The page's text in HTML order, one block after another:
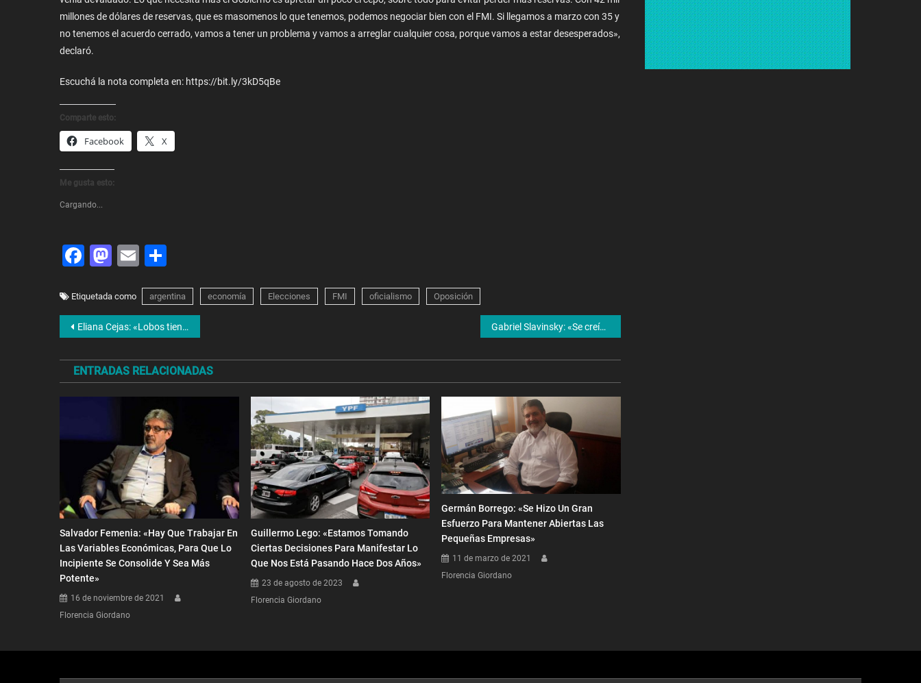
millones de dólares de reservas, que es masomenos lo que tenemos, podemos negociar bien con el FMI. Si llegamos a marzo con 35 y
no tenemos el acuerdo cerrado, vamos a tener un problema y vamos a arreglar cualquier cosa, porque vamos a estar desesperados»,
declaró.
Escuchá la nota completa en: https://bit.ly/3kD5qBe
Comparte esto:
Facebook X
Me gusta esto:
Cargando...
Facebook
Mastodon
Email
Etiquetada como argentina economía Elecciones FMI oficialismo Oposición
Navegación
de
entradas
Eliana Cejas: «Lobos tiene una cartelera artística similar a la de Calle Corrientes y a precios accesibles» Gabriel Slavinsky: «Se creía que el Frente de Todos iba a morir pero todavía le queda mucha fuerza»
ENTRADAS RELACIONADAS
Salvador Femenia: «Hay Que Trabajar En
Las Variables Económicas, Para Que Lo
Incipiente Se Consolide Y Sea Más
Potente»
16 de noviembre de 2021
Florencia Giordano
Guillermo Lego: «Estamos Tomando
Ciertas Decisiones Para Manifestar Lo
Que Nos Está Pasando Hace Dos Años»
23 de agosto de 2023
Florencia Giordano
Germán Borrego: «Se Hizo Un Gran
Esfuerzo Para Mantener Abiertas Las
Pequeñas Empresas»
11 de marzo de 2021
Florencia Giordano